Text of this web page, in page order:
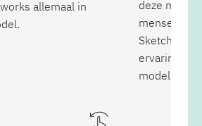
allemaal in
deze
mensen die
SketchUp
ervaring
modelleren.